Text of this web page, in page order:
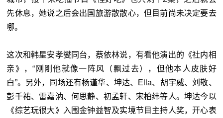
先休息，她说之后会出国旅游散散心，但目前尚未决定要去
哪。
这次和韩星安孝燮同台，蔡依林说，有看他演出的《社内相
亲》，“刚刚他就像一阵风（飘过去），但他本人皮肤好
白”。另外，同场还有杨谨华、坤达、Ella、胡宇威、刘敬、
彭千祐、雷嘉汭、何思静、初孟轩、宋柏纬等人。坤达今以
《综艺玩很大》入围金钟益智及实境节目主持人奖，开心表